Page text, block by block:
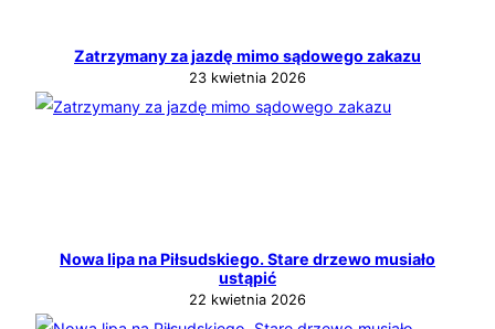
Zatrzymany za jazdę mimo sądowego zakazu
23 kwietnia 2026
Nowa lipa na Piłsudskiego. Stare drzewo musiało
ustąpić
22 kwietnia 2026